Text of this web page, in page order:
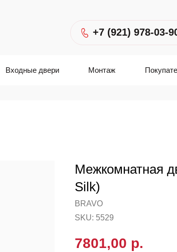
+7 (921) 978-03-
Монтаж
Входные двери
Межкомнатная
Silk)
BRAVO
SKU: 5529
7801,00 р.